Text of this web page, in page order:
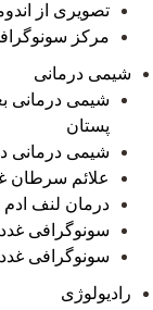
تصویری از
مرکز
شیمی درمانی
شیمی درمانی
پستان
شیمی درمانی
علائم سرطان
درمان لنف
سونوگرافی
سونوگرافی
رادیولوژی